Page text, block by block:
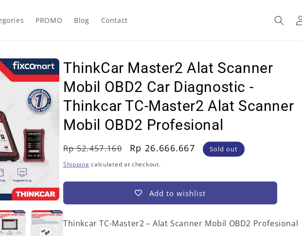
PROMO Blog Contact
Log
in
ThinkCar Master2 Alat Scanner
Mobil OBD2 Car Diagnostic -
Thinkcar TC-Master2 Alat Scanner
Mobil OBD2 Profesional
Regular
price
Rp 52.457.160
Sale
price
Rp 26.666.667 Sold out
Shipping calculated at checkout.
Add to wishlist
Thinkcar TC-Master2 – Alat Scanner Mobil OBD2 Profesional